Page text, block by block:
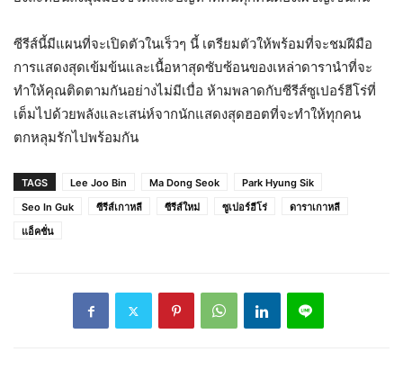
ซีรีส์นี้มีแผนที่จะเปิดตัวในเร็วๆ นี้ เตรียมตัวให้พร้อมที่จะชมฝีมือ
การแสดงสุดเข้มข้นและเนื้อหาสุดซับซ้อนของเหล่าดารานำที่จะ
ทำให้คุณติดตามกันอย่างไม่มีเบื่อ ห้ามพลาดกับซีรีส์ซูเปอร์ฮีโร่ที่
เต็มไปด้วยพลังและเสน่ห์จากนักแสดงสุดฮอตที่จะทำให้ทุกคน
ตกหลุมรักไปพร้อมกัน
TAGS Lee Joo Bin Ma Dong Seok
Park Hyung Sik
Seo In Guk
ซีรีส์เกาหลี ซีรีส์ใหม่ ซูเปอร์ฮีโร่
ดาราเกาหลี
แอ็คชั่น